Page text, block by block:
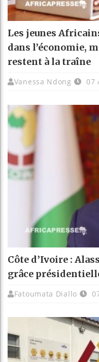
Les jeunes
dans l’économie,
restent à la traîne
Vanessa Ndong 07
Côte d’Ivoire :
grâce
Fatoumata Diallo